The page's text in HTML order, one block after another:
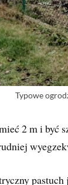
Typowe
2 m i być